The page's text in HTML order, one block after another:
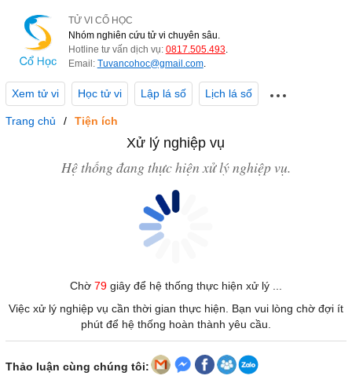
TỬ VI CỔ HỌC
Nhóm nghiên cứu tử vi chuyên sâu.
Hotline tư vấn dịch vụ: 0817.505.493.
Email: Tuvancohoc@gmail.com.
Xem tử vi Học tử vi Lập lá số Lịch lá số
Trang chủ Tiện ích
Xử lý nghiệp vụ
Hệ thống đang thực hiện xử lý nghiệp vụ.
Chờ 79giây để hệ thống thực hiện xử lý ...
Việc xử lý nghiệp vụ cần thời gian thực hiện. Bạn vui lòng chờ đợi ít
phút để hệ thống hoàn thành yêu cầu.
Thảo luận cùng chúng tôi: